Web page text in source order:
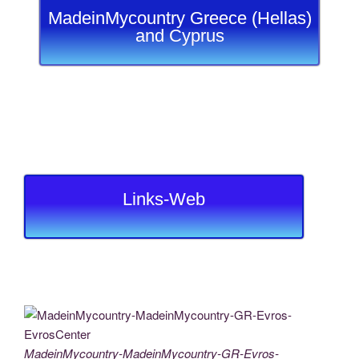
MadeinMycountry Greece (Hellas)
and Cyprus
Links-Web
MadeinMycountry-MadeinMycountry-GR-Evros-